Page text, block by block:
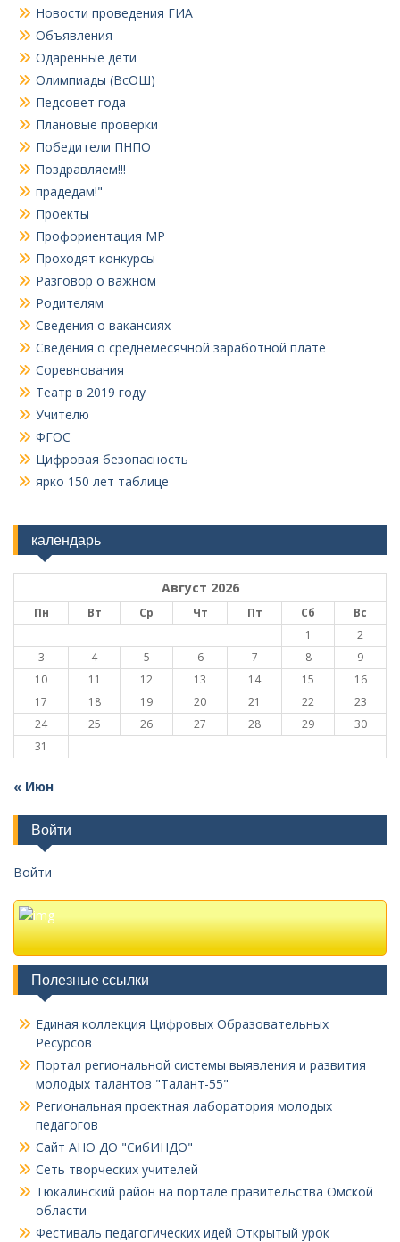
Новости проведения ГИА
Объявления
Одаренные дети
Олимпиады (ВсОШ)
Педсовет года
Плановые проверки
Победители ПНПО
Поздравляем!!!
прадедам!"
Проекты
Профориентация МР
Проходят конкурсы
Разговор о важном
Родителям
Сведения о вакансиях
Сведения о среднемесячной заработной плате
Соревнования
Театр в 2019 году
Учителю
ФГОС
Цифровая безопасность
ярко 150 лет таблице
календарь
Август 2026
Пн Вт Ср Чт Пт Сб
Вс
1
2
3
4 5 6 7 8
9
10
11 12 13 14 15
16
17
18 19 20 21 22
23
24
25 26 27 28 29
30
31
« Июн
Войти
Войти
Полезные ссылки
Единая коллекция Цифровых Образовательных
Ресурсов
Портал региональной системы выявления и развития
молодых талантов "Талант-55"
Региональная проектная лаборатория молодых
педагогов
Сайт АНО ДО "СибИНДО"
Сеть творческих учителей
Тюкалинский район на портале правительства Омской
области
Фестиваль педагогических идей Открытый урок